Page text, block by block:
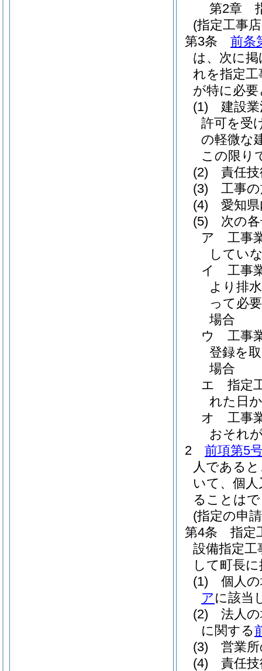
第2章
(指定工事
第3条
前条
は、次に
れを指定
が特に必
(1)
建設
許可を受
の軽微な
この限り
(2)
責任
(3)
工事
(4)
愛知
(5)
次の
ア
工事
してい
イ
工事
より排
って必
場合
ウ
工事
登録を
場合
エ
指定
れた日
オ
工事
おそれ
2
前項第5
人である
いて、個
ることは
(指定の申
第4条
指定
設備指定工
して町長
(1)
個人
アに該当
(2)
法人
に関する
(3)
営業
(4)
責任